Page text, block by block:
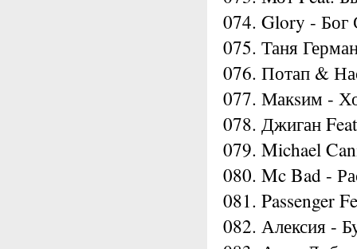
074. Glory - Бог
075. Таня
076. Потап &
077. Макsим -
078. Джиган
079. Michael
080. Mc Bad -
081. Passenger
082. Алексия -